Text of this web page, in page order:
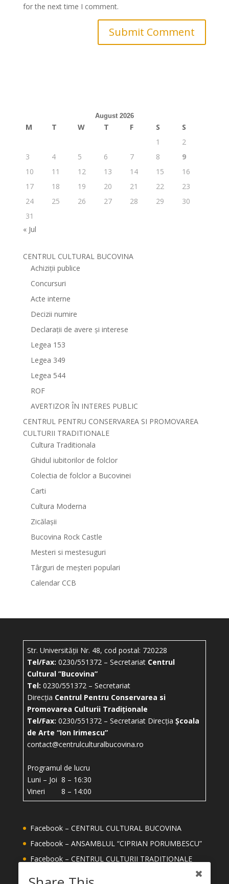
for the next time I comment.
August 2026
M T W T F S
S
1
2
3
4 5 6 7 8
9
10
11 12 13 14 15
16
17
18 19 20 21 22
23
24
25 26 27 28 29
30
31
« Jul
CENTRUL CULTURAL BUCOVINA
Achiziții publice
Concursuri
Acte interne
Decizii numire
Declarații de avere și interese
Legea 153
Legea 349
Legea 544
ROF
AVERTIZOR ÎN INTERES PUBLIC
CENTRUL PENTRU CONSERVAREA SI PROMOVAREA
CULTURII TRADITIONALE
Cultura Traditionala
Ghidul iubitorilor de folclor
Colectia de folclor a Bucovinei
Carti
Cultura Moderna
Zicălașii
Bucovina Rock Castle
Mesteri si mestesuguri
Târguri de meșteri populari
Calendar CCB
Str. Universității Nr. 48, cod postal: 720228
Tel/Fax: 0230/551372 – Secretariat Centrul
Cultural ”Bucovina”
Tel: 0230/551372 – Secretariat
Direcția Centrul Pentru Conservarea si
Promovarea Culturii Tradiționale
Tel/Fax: 0230/551372 – Secretariat Direcția Școala
de Arte “Ion Irimescu”
contact@centrulculturalbucovina.ro
Programul de lucru
Luni – Joi 8 – 16:30
Vineri 8 – 14:00
Facebook – CENTRUL CULTURAL BUCOVINA
Facebook – ANSAMBLUL “CIPRIAN PORUMBESCU”
Facebook – CENTRUL CULTURII TRADITIONALE